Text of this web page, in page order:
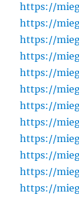
https://
https://
https://
https://
https://
https://
https://
https://
https://
https://
https://
https://